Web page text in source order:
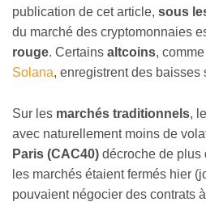
publication de cet article, sous
du marché des cryptomonnaies
rouge. Certains altcoins, comme
Solana, enregistrent des baisses
Sur les marchés traditionnels,
avec naturellement moins de
Paris (CAC40) décroche de plus
les marchés étaient fermés hier
pouvaient négocier des contrats